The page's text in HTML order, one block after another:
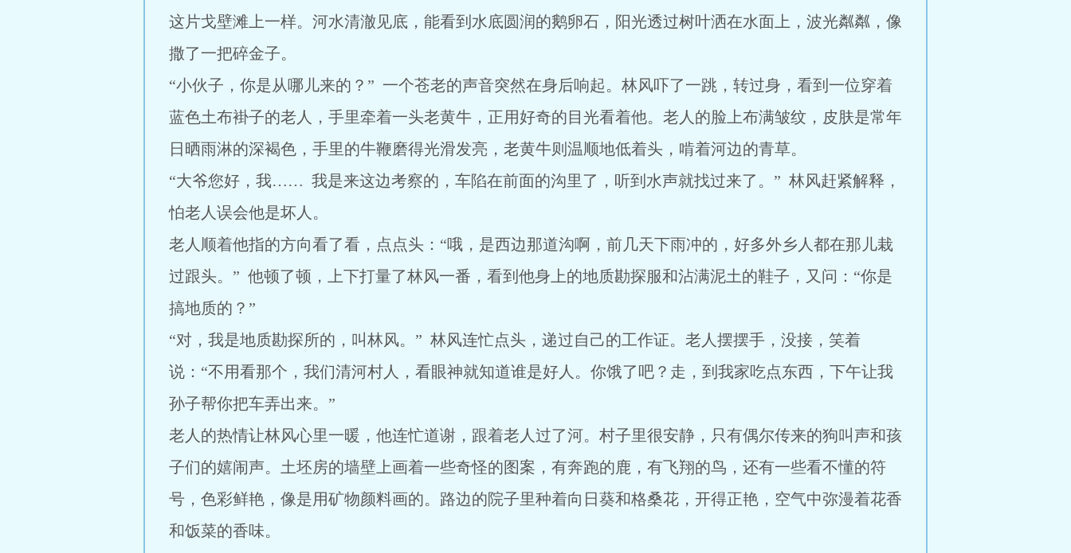
这片戈壁滩上一样。河水清澈见底，能看到水底圆润的鹅卵石，阳光透过树叶洒在水面上，波光粼粼，像
撒了一把碎金子。
“小伙子，你是从哪儿来的？” 一个苍老的声音突然在身后响起。林风吓了一跳，转过身，看到一位穿着
蓝色土布褂子的老人，手里牵着一头老黄牛，正用好奇的目光看着他。老人的脸上布满皱纹，皮肤是常年
日晒雨淋的深褐色，手里的牛鞭磨得光滑发亮，老黄牛则温顺地低着头，啃着河边的青草。
“大爷您好，我…… 我是来这边考察的，车陷在前面的沟里了，听到水声就找过来了。” 林风赶紧解释，
怕老人误会他是坏人。
老人顺着他指的方向看了看，点点头：“哦，是西边那道沟啊，前几天下雨冲的，好多外乡人都在那儿栽
过跟头。” 他顿了顿，上下打量了林风一番，看到他身上的地质勘探服和沾满泥土的鞋子，又问：“你是
搞地质的？”
“对，我是地质勘探所的，叫林风。” 林风连忙点头，递过自己的工作证。老人摆摆手，没接，笑着
说：“不用看那个，我们清河村人，看眼神就知道谁是好人。你饿了吧？走，到我家吃点东西，下午让我
孙子帮你把车弄出来。”
老人的热情让林风心里一暖，他连忙道谢，跟着老人过了河。村子里很安静，只有偶尔传来的狗叫声和孩
子们的嬉闹声。土坯房的墙壁上画着一些奇怪的图案，有奔跑的鹿，有飞翔的鸟，还有一些看不懂的符
号，色彩鲜艳，像是用矿物颜料画的。路边的院子里种着向日葵和格桑花，开得正艳，空气中弥漫着花香
和饭菜的香味。